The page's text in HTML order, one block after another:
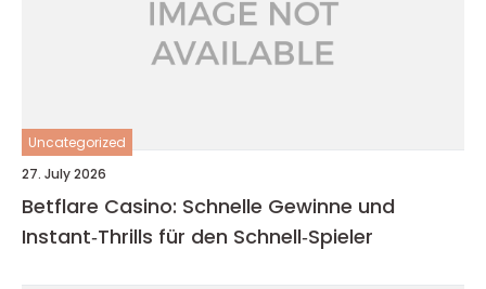
Uncategorized
27. July 2026
Betflare Casino: Schnelle Gewinne und
Instant‑Thrills für den Schnell‑Spieler